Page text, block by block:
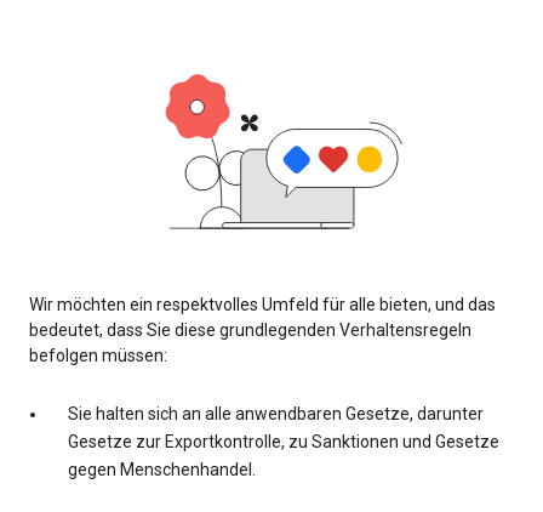
Wir möchten ein respektvolles Umfeld für alle bieten, und das
bedeutet, dass Sie diese grundlegenden Verhaltensregeln
befolgen müssen:
Sie halten sich an alle anwendbaren Gesetze, darunter
Gesetze zur Exportkontrolle, zu Sanktionen und Gesetze
gegen Menschenhandel.